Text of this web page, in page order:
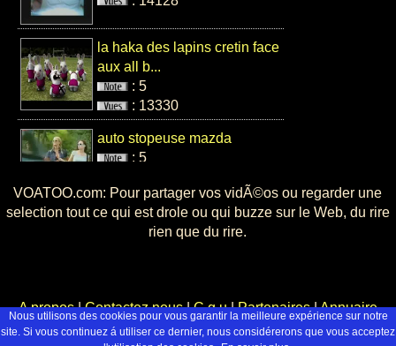
Nous utilisons des cookies pour vous garantir la meilleure expérience sur notre
site. Si vous continuez á utiliser ce dernier, nous considérerons que vous acceptez
la haka des lapins cretin face
aux all b...
: 5
: 13330
auto stopeuse mazda
: 5
best of elevator remi gaillard
braqueur de ba...
: 10
: 10506
VOATOO.com: Pour partager vos vidÃ©os ou regarder une
selection tout ce qui est drole ou qui buzze sur le Web, du rire
rien que du rire.
A propos|Contactez nous|C.g.u|Partenaires|Annuaire
© 2008 - 2026 Voatoo network, Tous droits réservés.